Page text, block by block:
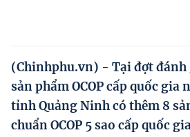
Phát triển kinh tế tư nhân và
Ocop và chuỗi giá trị Nông sản
Kinh tế tư nhân
(Chinhphu.vn) - Tại đợt đánh
sản phẩm OCOP cấp quốc gia
tỉnh Quảng Ninh có thêm 8
chuẩn OCOP 5 sao cấp quốc